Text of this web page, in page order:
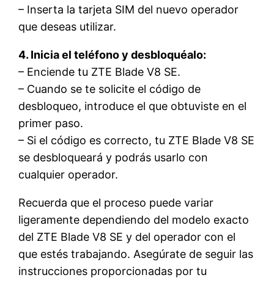
– Inserta la tarjeta SIM del nuevo operador
que deseas utilizar.
4. Inicia el teléfono y desbloquéalo:
– Enciende tu ZTE Blade V8 SE.
– Cuando se te solicite el código de
desbloqueo, introduce el que obtuviste en el
primer paso.
– Si el código es correcto, tu ZTE Blade V8 SE
se desbloqueará y podrás usarlo con
cualquier operador.
Recuerda que el proceso puede variar
ligeramente dependiendo del modelo exacto
del ZTE Blade V8 SE y del operador con el
que estés trabajando. Asegúrate de seguir las
instrucciones proporcionadas por tu